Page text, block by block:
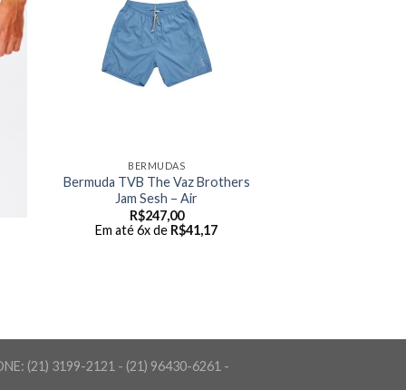
BERMUDAS
Bermuda TVB The Vaz Brothers
Jam Sesh – Air
R$247,00
Em até 6x de R$41,17
(21) 3199-2121 - (21) 96430-6261 -